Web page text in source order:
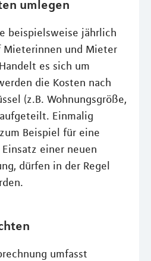
umlegen
beispielsweise jährlich
Mieterinnen und Mieter
es sich um
die Kosten nach
(z.B. Wohnungsgröße,
Einmalig
Beispiel für eine
einer neuen
dürfen in der Regel
umfasst